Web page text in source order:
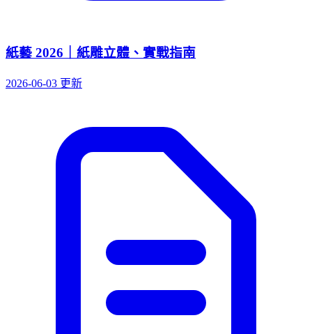
紙藝 2026｜紙雕立體、實戰指南
2026-06-03 更新